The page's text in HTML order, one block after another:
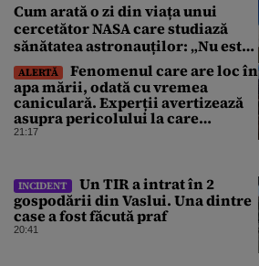
Cum arată o zi din viața unui
cercetător NASA care studiază
sănătatea astronauților: „Nu este
o știință complicată”
ALERTĂ
Fenomenul care are loc în
apa mării, odată cu vremea
caniculară. Experții avertizează
asupra pericolului la care
oamenii pot fi expuși
21:17
INCIDENT
Un TIR a intrat în 2
gospodării din Vaslui. Una dintre
case a fost făcută praf
20:41